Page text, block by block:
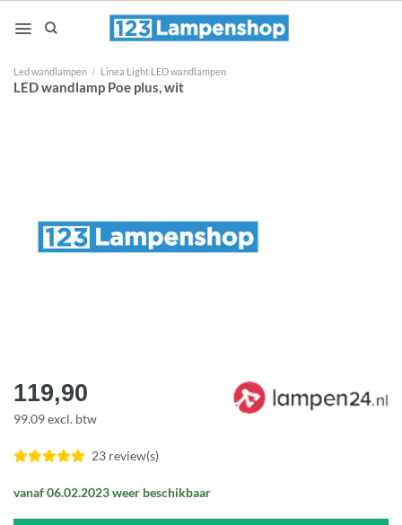
naar
Led wandlampen / Linea Light LED wandlampen
LED wandlamp Poe plus, wit
119,90
99.09 excl. btw
23 review(s)
vanaf 06.02.2023 weer beschikbaar